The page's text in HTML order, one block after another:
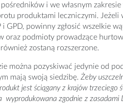
i we własnym
produktami leczniczymi.
i GPD, powinny zgłosić wszelkie
oraz podmioty prowadzące
zostaną rozszerzone.
można pozyskiwać jedynie od
mają swoją siedzibę. Żeby
jest ściągany z krajów trzeciego
wyprodukowana zgodnie z